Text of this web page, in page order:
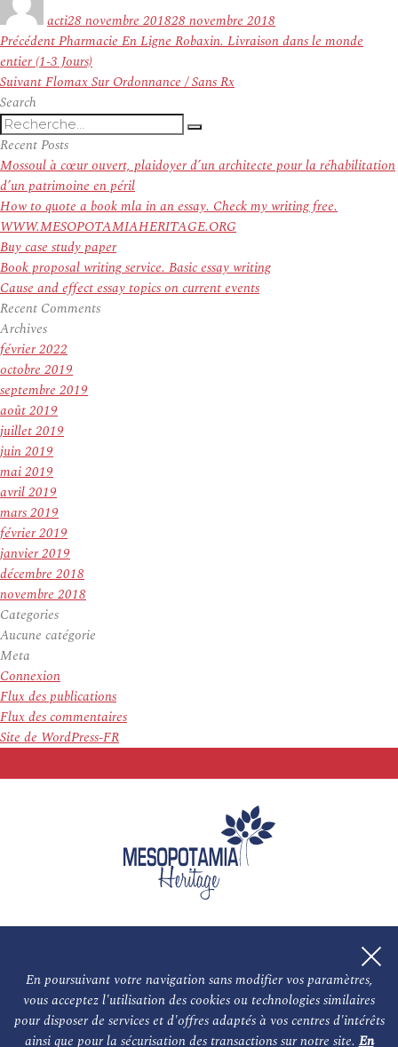
En poursuivant votre navigation sans modifier vos paramètres,
vous acceptez l'utilisation des cookies ou technologies similaires
pour disposer de services et d'offres adaptés à vos centres d'intérêts
ainsi que pour la sécurisation des transactions sur notre site.En
actile
28 novembre 201828 novembre 2018
Navigation
de
l’article
PrécédentArticle
précédent :
Pharmacie En Ligne Robaxin. Livraison dans le monde
entier (1-3 Jours)
SuivantArticle
Flomax Sur Ordonnance / Sans Rx
Search
Recherche
pour
:
Recherche
Recent Posts
Mossoul à cœur ouvert, plaidoyer d’un architecte pour la réhabilitation
d’un patrimoine en péril
How to quote a book mla in an essay. Check my writing free.
WWW.MESOPOTAMIAHERITAGE.ORG
Buy case study paper
Book proposal writing service. Basic essay writing
Cause and effect essay topics on current events
Recent Comments
Archives
février 2022
octobre 2019
septembre 2019
août 2019
juillet 2019
juin 2019
mai 2019
avril 2019
mars 2019
février 2019
janvier 2019
décembre 2018
novembre 2018
Categories
Aucune catégorie
Meta
Connexion
Flux des publications
Flux des commentaires
Site de WordPress-FR
L'association NOS PARTENAIRES